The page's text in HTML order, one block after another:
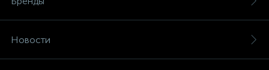
Новости